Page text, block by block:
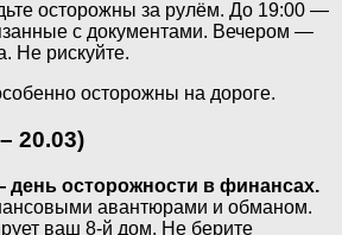
осторожны за рулём. До 19:00 —
с документами. Вечером —
Не рискуйте.
осторожны на дороге.
20.03)
осторожности в финансах.
авантюрами и обманом.
ваш 8-й дом. Не берите